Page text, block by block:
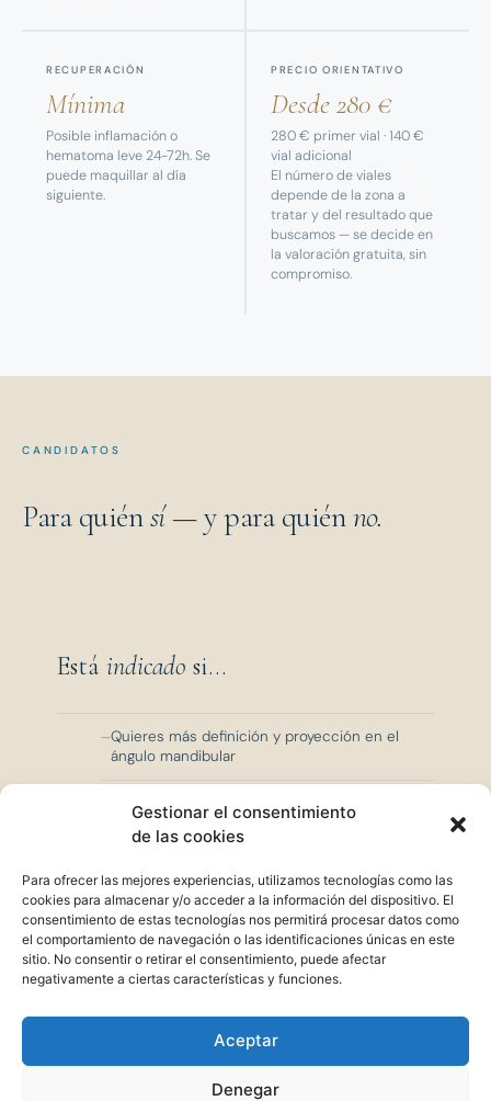
Gestionar el consentimiento
de las cookies
Para ofrecer las mejores experiencias, utilizamos tecnologías como las
cookies para almacenar y/o acceder a la información del dispositivo. El
consentimiento de estas tecnologías nos permitirá procesar datos como
el comportamiento de navegación o las identificaciones únicas en este
sitio. No consentir o retirar el consentimiento, puede afectar
negativamente a ciertas características y funciones.
Aceptar
Denegar
RECUPERACIÓN
Mínima
Posible inflamación o
hematoma leve 24-72h. Se
puede maquillar al día
siguiente.
PRECIO ORIENTATIVO
Desde 280 €
280 € primer vial · 140 €
vial adicional
El número de viales
depende de la zona a
tratar y del resultado que
buscamos — se decide en
la valoración gratuita, sin
compromiso.
CANDIDATOS
Para quiénsí— y para quiénno.
Está indicado si...
Quieres más definición y proyección en el
ángulo mandibular
Tu mentón retrocede respecto al plano facial
Buscas un resultado más estructurado y
masculino sin cirugía
Quieres mejorar el perfil sin pasar por un